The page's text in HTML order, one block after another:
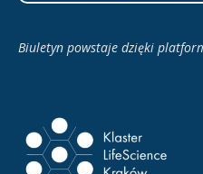
Biuletyn powstaje dzięki